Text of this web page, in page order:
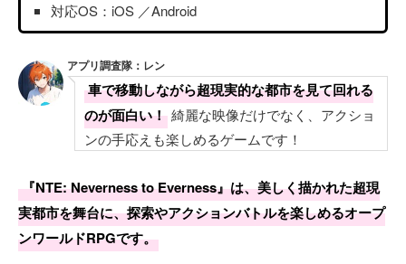
対応OS：iOS ／Android
アプリ調査隊：レン
車で移動しながら超現実的な都市を見て回れる
のが面白い！ 綺麗な映像だけでなく、アクショ
ンの手応えも楽しめるゲームです！
『NTE: Neverness to Everness』は、美しく描かれた超現
実都市を舞台に、探索やアクションバトルを楽しめるオープ
ンワールドRPGです。